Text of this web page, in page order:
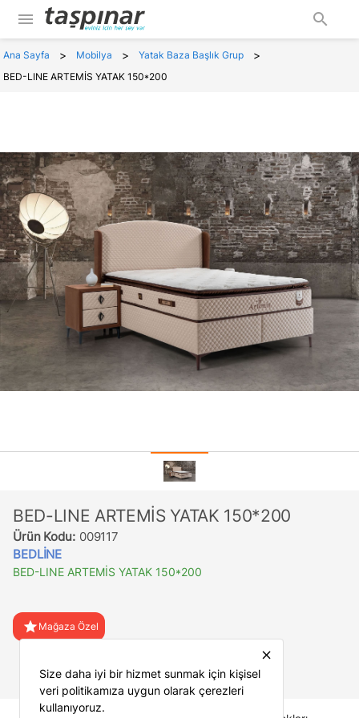
menu search
Ana Sayfa > Mobilya > Yatak Baza Başlık Grup >
BED-LINE ARTEMİS YATAK 150*200
BED-LINE ARTEMİS YATAK 150*200
Ürün Kodu: 009117
BEDLİNE
BED-LINE ARTEMİS YATAK 150*200
star Mağaza Özel
close
Size daha iyi bir hizmet sunmak için kişisel
veri politikamıza uygun olarak çerezleri
kullanıyoruz.